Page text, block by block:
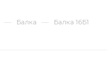
— Балка — Балка 16Б1